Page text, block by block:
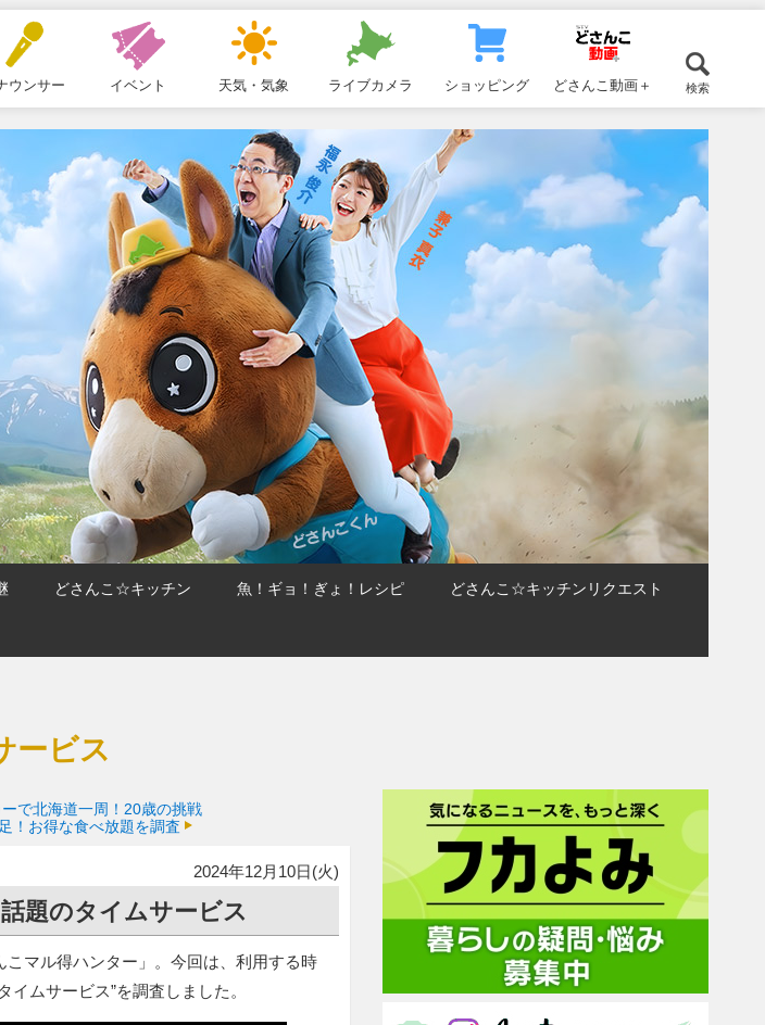
ウンサー イベント 天気・気象 ライブカメラ ショッピング どさんこ動画＋ 検索
どさんこ☆キッチン 魚！ギョ！ぎょ！レシピ どさんこ☆キッチンリクエスト
ービス
で北海道一周！20歳の挑戦
！お得な食べ放題を調査
2024年12月10日(火)
題のタイムサービス
マル得ハンター」。今回は、利用する時
ムサービス”を調査しました。